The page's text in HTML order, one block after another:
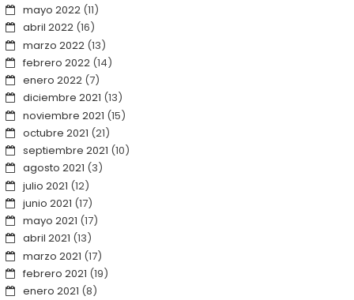
mayo 2022(11)
abril 2022(16)
marzo 2022(13)
febrero 2022(14)
enero 2022(7)
diciembre 2021 (13)
noviembre 2021 (15)
octubre 2021 (21)
septiembre 2021 (10)
agosto 2021 (3)
julio 2021 (12)
junio 2021 (17)
mayo 2021 (17)
abril 2021 (13)
marzo 2021 (17)
febrero 2021 (19)
enero 2021 (8)